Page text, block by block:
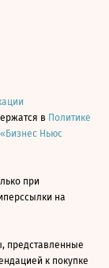
в Политике
Ньюс
при
на
представленные
к покупке